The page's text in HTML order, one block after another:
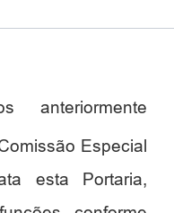
anteriormente
Especial
esta Portaria,